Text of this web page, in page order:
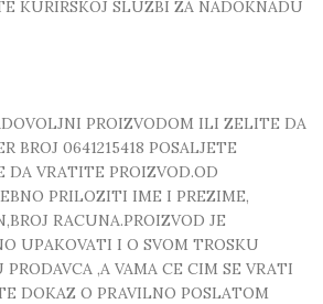
KURIRSKOJ SLUZBI ZA NADOKNADU
PROIZVODOM ILI ZELITE DA
BROJ 0641215418 POSALJETE
DA VRATITE PROIZVOD.OD
PRILOZITI IME I PREZIME,
RACUNA.PROIZVOD JE
UPAKOVATI I O SVOM TROSKU
,A VAMA CE CIM SE VRATI
DOKAZ O PRAVILNO POSLATOM